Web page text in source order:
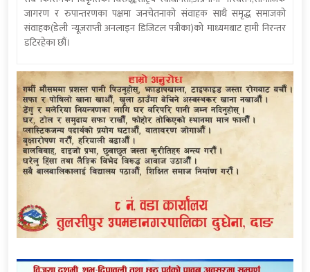
जागरण र रुपान्तरणका पक्षमा जनचेतनाको संवाहक साथै समृद्ध समाजको
संवाहक(डेली न्यूजराप्ती अनलाइन डिजिटल पत्रीका)को माध्यमबाट हामी निरन्तर
डटिरहेका छौं।